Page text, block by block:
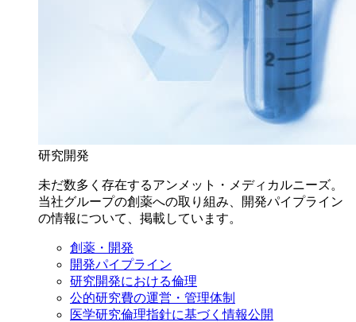
研究開発
未だ数多く存在するアンメット・メディカルニーズ。
当社グループの創薬への取り組み、開発パイプライン
の情報について、掲載しています。
創薬・開発
開発パイプライン
研究開発における倫理
公的研究費の運営・管理体制
医学研究倫理指針に基づく情報公開